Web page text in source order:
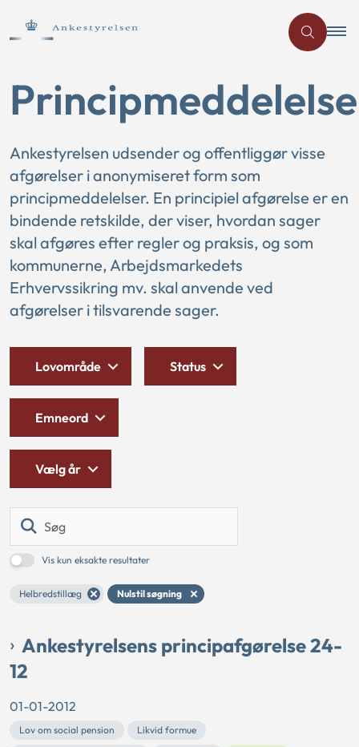
Ankestyrelsen udsender og offentliggør visse
afgørelser i anonymiseret form som
principmeddelelser. En principiel afgørelse er en
bindende retskilde, der viser, hvordan sager
skal afgøres efter regler og praksis, og som
kommunerne, Arbejdsmarkedets
Erhvervssikring mv. skal anvende ved
afgørelser i tilsvarende sager.
Vis kun eksakte resultater
Helbredstillæg Nulstil søgning
Lovområde Status
Emneord
Vælg år
Ankestyrelsens principafgørelse 24-
12
01-01-2012
Lov om social pension
Likvid formue